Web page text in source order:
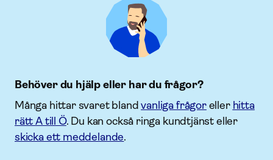
Behöver du hjälp eller har du frågor?
Många hittar svaret blandvanliga frågoreller hitta
rätt A till Ö. Du kan också ringa kundtjänst eller
skicka ett meddelande.